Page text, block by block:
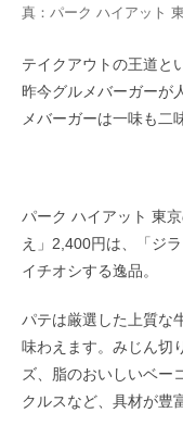
真：パーク ハイアット 東
テイクアウトの王道と
昨今グルメバーガーが
メバーガーは一味も二
パーク ハイアット 東
え」2,400円は、「ジ
イチオシする逸品。
パテは厳選した上質な
味わえます。みじん切
ズ、脂のおいしいベー
クルスなど、具材が豊